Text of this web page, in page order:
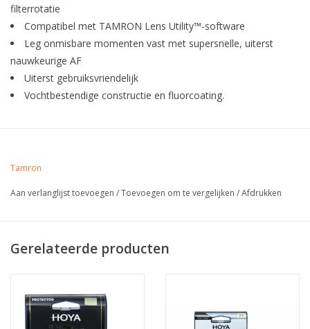
filterrotatie
Compatibel met TAMRON Lens Utility™-software
Leg onmisbare momenten vast met supersnelle, uiterst
nauwkeurige AF
Uiterst gebruiksvriendelijk
Vochtbestendige constructie en fluorcoating.
Tamron
Aan verlanglijst toevoegen /Toevoegen om te vergelijken /Afdrukken
Gerelateerde producten